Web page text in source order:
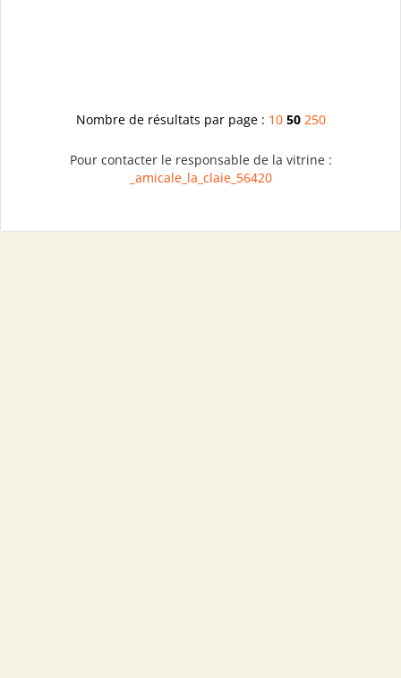
Nombre de résultats par page : 10 50 250
Pour contacter le responsable de la vitrine :
_amicale_la_claie_56420